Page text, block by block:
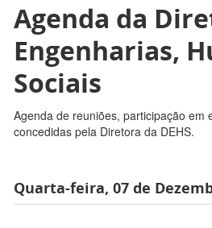
Agenda da
Engenharias,
Sociais
Agenda de reuniões, participação em
concedidas pela Diretora da DEHS.
Quarta-feira, 07 de